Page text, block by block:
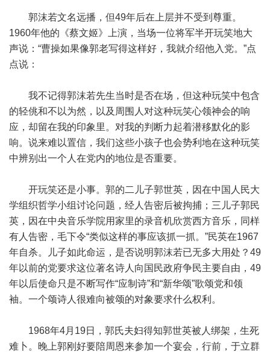
郭沫若文名远播，但49年后在上层并不受到尊重。
1960年他的《蔡文姬》上演，当场一位将军半开玩笑地大
声说：“曹操如果像郭老写得这样好，我就介绍他入党。”点
点说：
我不记得郭沫若先生当时是否在场，但这种玩笑中包含
的轻佻和不以为然，以及周围人对这种玩笑心领神会的响
应，却留在我的印象里。对我的判断力起着潜移默化的影
响。说来难以置信，我们这些小孩子也会势利地在这种玩笑
中辨别出一个人在党内的地位是否重要。
开玩笑还是小事。郭的二儿子郭世英，因在中国人民大
学组织哲学小组讨论问题，经人告密后被拘捕；三儿子郭民
英，因在中央音乐学院用家里的录音机欣赏西方音乐，同样
有人告密，毛下令“类似这样的事应该抓一抓。”民英在1967
年自杀。儿子如此命运，是否说明郭沫若已无多大用处？49
年以前的党要求这位著名诗人向国民政府争民主要自由，49
年以后使命只是不断写作“应制诗”和“新华颂”歌颂党和领
袖。一个颂诗人很难向被颂的对象要求什么权利。
1968年4月19日，郭氏夫妇得知郭世英被人绑架，生死
难卜。晚上郭刚好要陪周恩来参加一个宴会，行前，于立群